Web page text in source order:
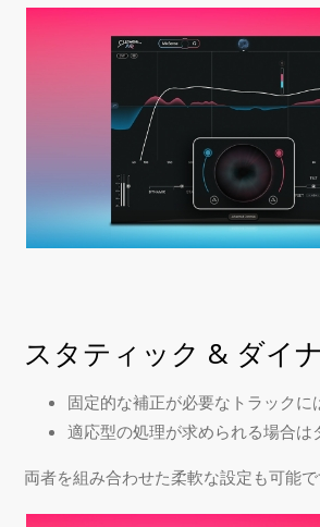
スタティック & ダイ
固定的な補正が必要なトラックに
適応型の処理が求められる場合は
両者を組み合わせた柔軟な設定も可能で